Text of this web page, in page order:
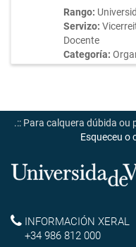
Rango:
Servizo:
Docente
Categoría:
.:: Para calquera dúbida ou
Esqueceu o
Vigo
Reitoría
INFORMACIÓN XERAL
+34 986 812 000